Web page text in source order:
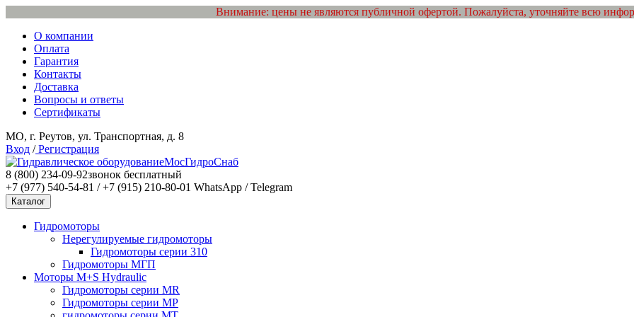
Внимание: цены не являются публичной офертой. Пожалуйста, уточняйте всю
О компании
Оплата
Гарантия
Контакты
Доставка
Вопросы и ответы
Сертификаты
МО, г. Реутов, ул. Транспортная, д. 8
Вход /Регистрация
МосГидроСнаб
8 (800) 234-09-92звонок бесплатный
+7 (977) 540-54-81 / +7 (915) 210-80-01 WhatsApp / Telegram
Каталог
Гидромоторы
Нерегулируемые гидромоторы
Гидромоторы серии 310
Гидромоторы МГП
Моторы M+S Hydraulic
Гидромоторы серии MR
Гидромоторы серии MP